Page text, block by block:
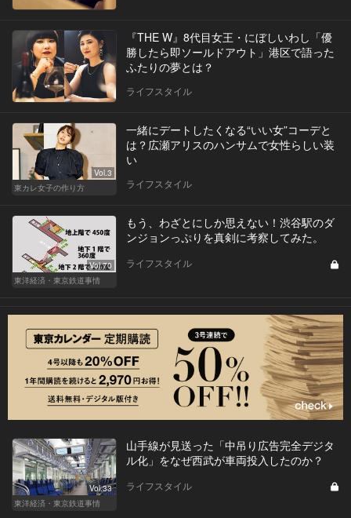
『THE W』8代目女王・にぼしいわし「優
勝したら即ソールドアウト」港区で語った
ふたりの夢とは？
ライフスタイル
Vol.3
東カレ女子の作り方
一緒にデートしたくなる“いい女”コーデと
は？広瀬アリスのハンサムで女性らしい装
い
ライフスタイル
Vol.70
東洋経済・東京鉄道事情
もう、わざとにしか思えない！渋谷駅のダ
ンジョンっぷりを真剣に考察してみた。
ライフスタイル
Vol.33
東洋経済・東京鉄道事情
山手線が見送った「中吊り広告完全デジタ
ル化」をなぜ西武が車両投入したのか？
ライフスタイル